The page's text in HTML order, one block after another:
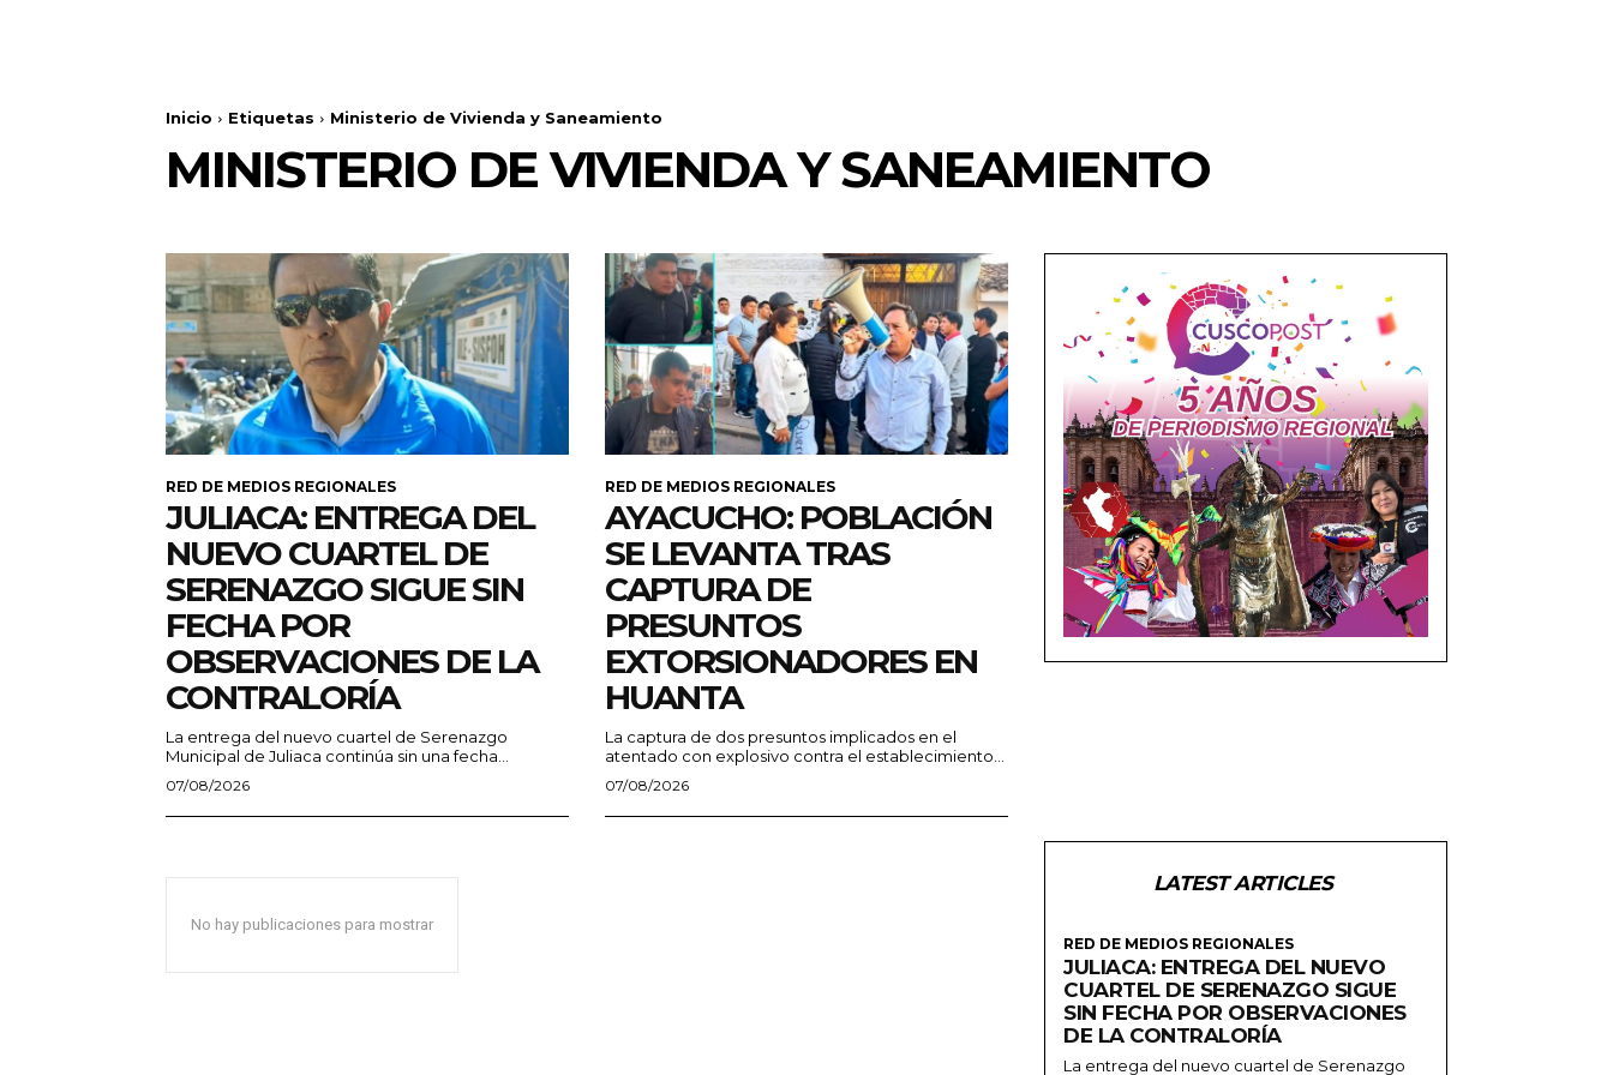
Inicio Etiquetas Ministerio de Vivienda y Saneamiento
MINISTERIO DE VIVIENDA Y SANEAMIENTO
RED DE MEDIOS REGIONALES
JULIACA: ENTREGA DEL
NUEVO CUARTEL DE
SERENAZGO SIGUE SIN
FECHA POR
OBSERVACIONES DE LA
CONTRALORÍA
La entrega del nuevo cuartel de Serenazgo
Municipal de Juliaca continúa sin una fecha...
07/08/2026
RED DE MEDIOS REGIONALES
AYACUCHO: POBLACIÓN
SE LEVANTA TRAS
CAPTURA DE
PRESUNTOS
EXTORSIONADORES EN
HUANTA
La captura de dos presuntos implicados en el
atentado con explosivo contra el establecimiento...
07/08/2026
No hay publicaciones para mostrar
LATEST ARTICLES
RED DE MEDIOS REGIONALES
JULIACA: ENTREGA DEL NUEVO
CUARTEL DE SERENAZGO SIGUE
SIN FECHA POR OBSERVACIONES
DE LA CONTRALORÍA
La entrega del nuevo cuartel de Serenazgo